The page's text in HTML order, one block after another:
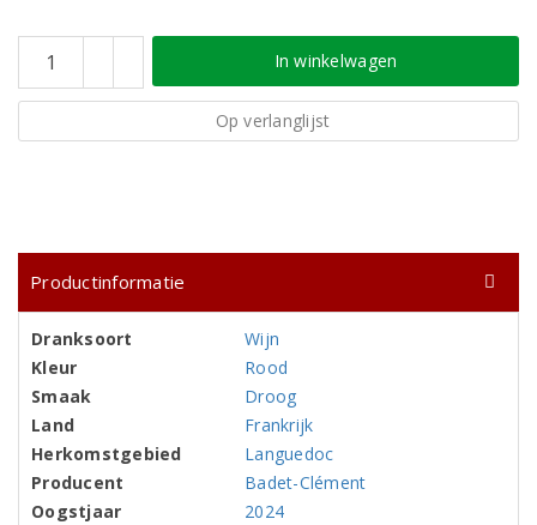
In winkelwagen
Op verlanglijst
Productinformatie
Dranksoort
Wijn
Kleur
Rood
Smaak
Droog
Land
Frankrijk
Herkomstgebied
Languedoc
Producent
Badet-Clément
Oogstjaar
2024